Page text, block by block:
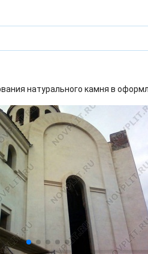
натурального камня в